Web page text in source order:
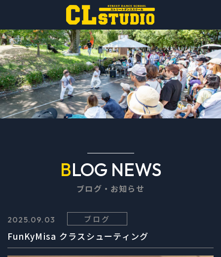
BLOG NEWS
ブログ・お知らせ
2025.09.03 ブログ
FunKyMisa クラスシューティング